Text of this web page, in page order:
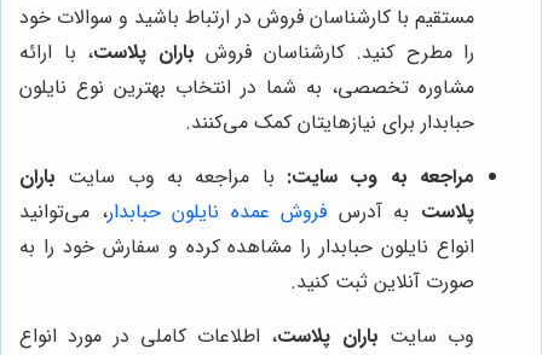
مستقیم با کارشناسان فروش در ارتباط باشید و سوالات خود
را مطرح کنید. کارشناسان فروش باران پلاست، با ارائه
مشاوره تخصصی، به شما در انتخاب بهترین نوع نایلون
حبابدار برای نیازهایتان کمک می‌کنند.
مراجعه به وب سایت: با مراجعه به وب سایت باران
پلاست به آدرس فروش عمده نایلون حبابدار، می‌توانید
انواع نایلون حبابدار را مشاهده کرده و سفارش خود را به
صورت آنلاین ثبت کنید.
وب سایت باران پلاست، اطلاعات کاملی در مورد انواع